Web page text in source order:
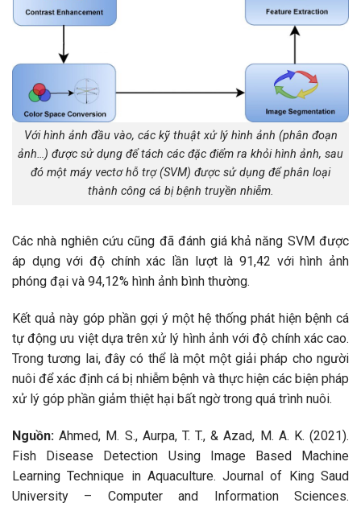
Với hình ảnh đầu vào, các kỹ thuật xử lý hình ảnh (phân đoạn
ảnh…) được sử dụng để tách các đặc điểm ra khỏi hình ảnh, sau
đó một máy vectơ hỗ trợ (SVM) được sử dụng để phân loại
thành công cá bị bệnh truyền nhiễm.
Các nhà nghiên cứu cũng đã đánh giá khả năng SVM được
áp dụng với độ chính xác lần lượt là 91,42 với hình ảnh
phóng đại và 94,12% hình ảnh bình thường.
Kết quả này góp phần gợi ý một hệ thống phát hiện bệnh cá
tự động ưu việt dựa trên xử lý hình ảnh với độ chính xác cao.
Trong tương lai, đây có thể là một một giải pháp cho người
nuôi để xác định cá bị nhiễm bệnh và thực hiện các biện pháp
xử lý góp phần giảm thiệt hại bất ngờ trong quá trình nuôi.
Nguồn: Ahmed, M. S., Aurpa, T. T., & Azad, M. A. K. (2021).
Fish Disease Detection Using Image Based Machine
Learning Technique in Aquaculture. Journal of King Saud
University – Computer and Information Sciences.